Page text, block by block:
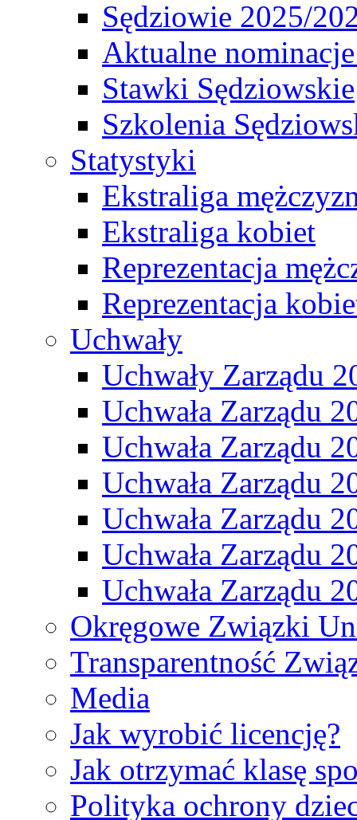
Sędziowie 2025/
Aktualne
Stawki Sędziowskie
Szkolenia
Statystyki
Ekstraliga
Ekstraliga kobiet
Reprezentacja
Reprezentacja
Uchwały
Uchwały Zarządu
Uchwała Zarządu
Uchwała Zarządu
Uchwała Zarządu
Uchwała Zarządu
Uchwała Zarządu
Uchwała Zarządu
Okręgowe Związki
Transparentność
Media
Jak wyrobić licencję?
Jak otrzymać klasę
Polityka ochrony